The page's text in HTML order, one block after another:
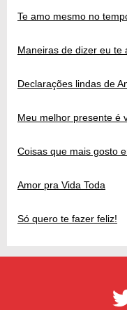
Te amo mesmo no
Maneiras de dizer eu te
Declarações lindas de
Meu melhor presente é
Coisas que mais gosto
Amor pra Vida Toda
Só quero te fazer feliz!